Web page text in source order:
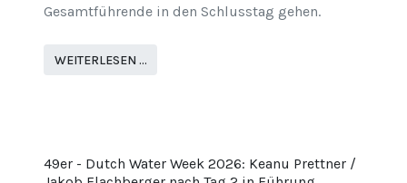
Gesamtführende in den Schlusstag gehen.
WEITERLESEN …
49er - Dutch Water Week 2026: Keanu Prettner /